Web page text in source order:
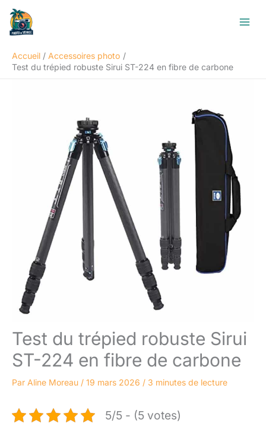
Aller
contenu
Accueil
Accessoires photo
Test du trépied robuste Sirui ST-224 en fibre de carbone
Test du trépied robuste Sirui
ST-224 en fibre de carbone
Par Aline Moreau / 19 mars 2026 / 3 minutes de lecture
5/5 - (5 votes)
R
e
h